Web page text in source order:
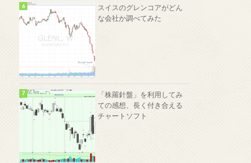
スイスのグレンコアがどん
な会社か調べてみた
「株羅針盤」を利用してみ
ての感想、長く付き合える
チャートソフト